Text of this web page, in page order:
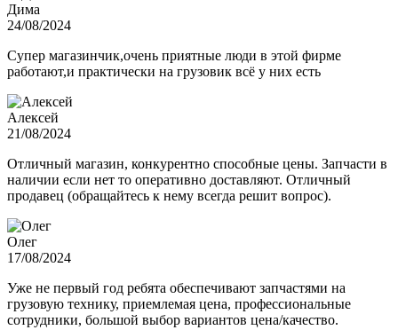
Дима
24/08/2024
Супер магазинчик,очень приятные люди в этой фирме
работают,и практически на грузовик всё у них есть
Алексей
21/08/2024
Отличный магазин, конкурентно способные цены. Запчасти в
наличии если нет то оперативно доставляют. Отличный
продавец (обращайтесь к нему всегда решит вопрос).
Олег
17/08/2024
Уже не первый год ребята обеспечивают запчастями на
грузовую технику, приемлемая цена, профессиональные
сотрудники, большой выбор вариантов цена/качество.